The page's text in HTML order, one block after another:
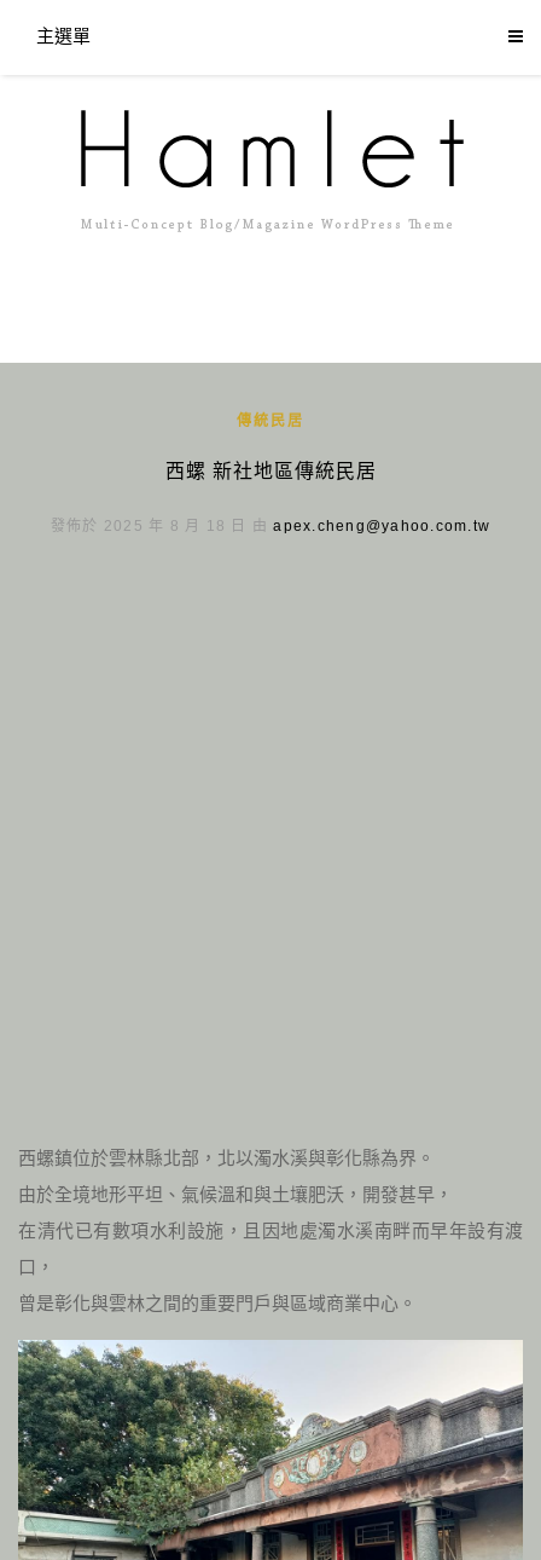
主選單
傳統民居
西螺 新社地區傳統民居
發佈於 2025 年 8 月 18 日 由apex.cheng@yahoo.com.tw
西螺鎮位於雲林縣北部，北以濁水溪與彰化縣為界。
由於全境地形平坦、氣候溫和與土壤肥沃，開發甚早，
在清代已有數項水利設施，且因地處濁水溪南畔而早年設有渡
口，
曾是彰化與雲林之間的重要門戶與區域商業中心。